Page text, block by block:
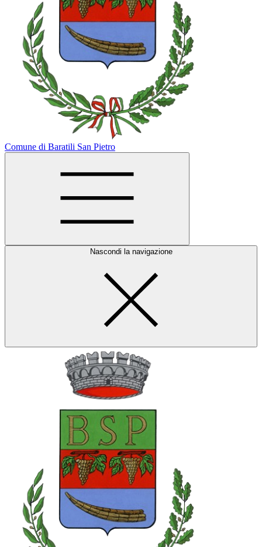
Comune di Baratili San Pietro
Nascondi la navigazione